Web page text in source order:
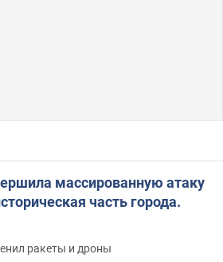
массированную атаку
часть города.
ракеты и дроны